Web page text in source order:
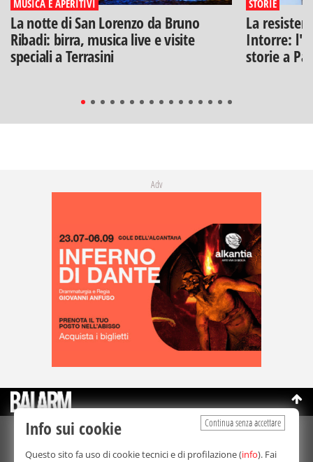
MUSICA E APERITIVI
La notte di San Lorenzo da Bruno
Ribadi: birra, musica live e visite
speciali a Terrasini
STORIE
La
Intorre:
storie a
Adv
©Copyright 2003-2026
Bmedia Srl- P.IVA 07064240828
Continua senza accettare
Info sui cookie
Questo sito fa uso di cookie tecnici e di profilazione (info). Fai